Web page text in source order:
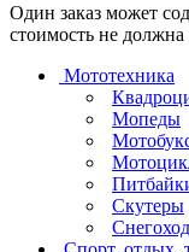
Один заказ может
стоимость не
Мототехника
Мопеды
Скутеры